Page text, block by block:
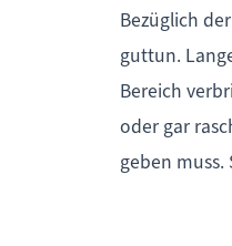
Bezüglich
guttun.
Bereich
oder gar
geben